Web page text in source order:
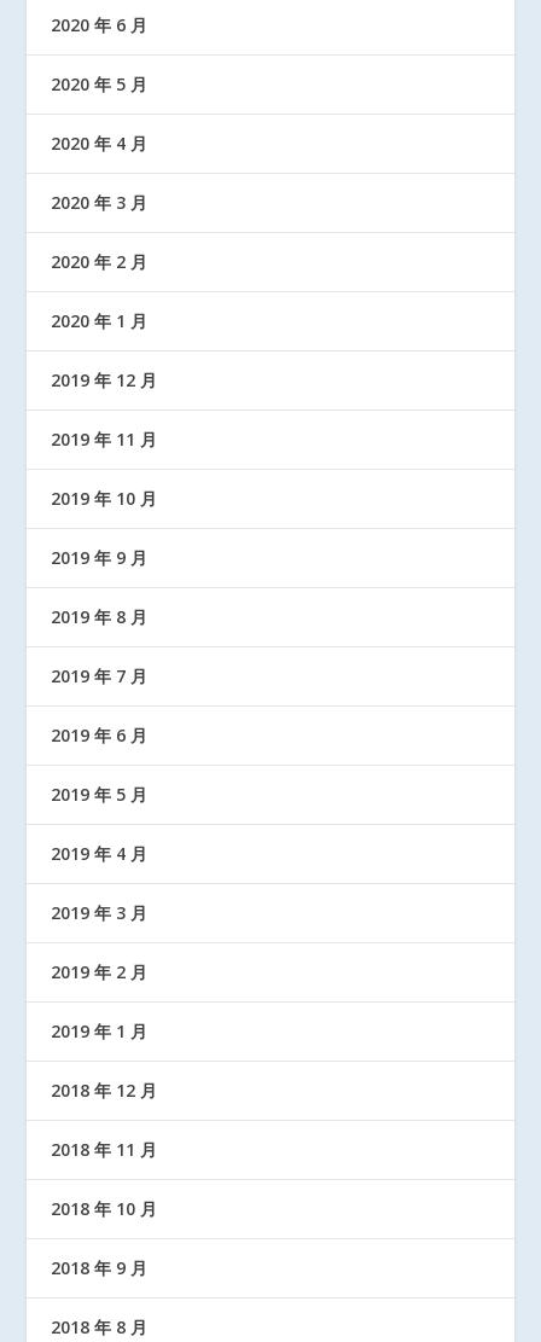
2020 年 6 月
2020 年 5 月
2020 年 4 月
2020 年 3 月
2020 年 2 月
2020 年 1 月
2019 年 12 月
2019 年 11 月
2019 年 10 月
2019 年 9 月
2019 年 8 月
2019 年 7 月
2019 年 6 月
2019 年 5 月
2019 年 4 月
2019 年 3 月
2019 年 2 月
2019 年 1 月
2018 年 12 月
2018 年 11 月
2018 年 10 月
2018 年 9 月
2018 年 8 月